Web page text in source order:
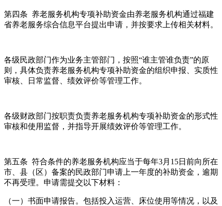
第四条 养老服务机构专项补助资金由养老服务机构通过福建
省养老服务综合信息平台提出申请，并按要求上传相关材料。
各级民政部门作为业务主管部门，按照“谁主管谁负责”的原
则，具体负责养老服务机构专项补助资金的组织申报、实质性
审核、日常监督、绩效评价等管理工作。
各级财政部门按职责负责养老服务机构专项补助资金的形式性
审核和使用监督，并指导开展绩效评价等管理工作。
第五条 符合条件的养老服务机构应当于每年3月15日前向所在
市、县（区）备案的民政部门申请上一年度的补助资金，逾期
不再受理。申请需提交以下材料：
（一）书面申请报告。包括投入运营、床位使用等情况，以及